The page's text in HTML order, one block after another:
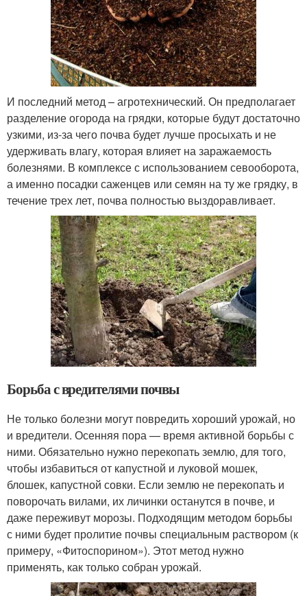
И последний метод – агротехнический. Он предполагает
разделение огорода на грядки, которые будут достаточно
узкими, из-за чего почва будет лучше просыхать и не
удерживать влагу, которая влияет на заражаемость
болезнями. В комплексе с использованием севооборота,
а именно посадки саженцев или семян на ту же грядку, в
течение трех лет, почва полностью выздоравливает.
Борьба с вредителями почвы
Не только болезни могут повредить хороший урожай, но
и вредители. Осенняя пора — время активной борьбы с
ними. Обязательно нужно перекопать землю, для того,
чтобы избавиться от капустной и луковой мошек,
блошек, капустной совки. Если землю не перекопать и
поворочать вилами, их личинки останутся в почве, и
даже переживут морозы. Подходящим методом борьбы
с ними будет пролитие почвы специальным раствором (к
примеру, «Фитоспорином»). Этот метод нужно
применять, как только собран урожай.